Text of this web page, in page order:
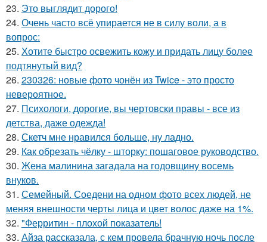
23. Это выглядит дорого!
24. Очень часто всё упирается не в силу воли, а в
вопрос:
25. Хотите быстро освежить кожу и придать лицу более
подтянутый вид?
26. 230326: новые фото чонён из Twice - это просто
невероятное.
27. Психологи, дорогие, вы чертовски правы - все из
детства, даже одежда!
28. Скетч мне нравился больше, ну ладно.
29. Как обрезать чёлку - шторку: пошаговое руководство.
30. Жена малинина загадала на годовщину восемь
внуков.
31. Семейный. Соедени на одном фото всех людей, не
меняя внешности черты лица и цвет волос даже на 1%.
32. "Ферритин - плохой показатель!
33. Айза рассказала, с кем провела брачную ночь после